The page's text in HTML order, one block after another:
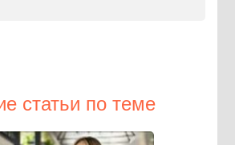
статьи по теме